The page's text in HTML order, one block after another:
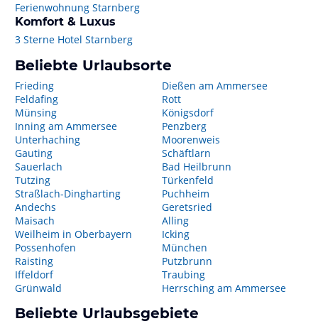
Ferienwohnung Starnberg
Komfort & Luxus
3 Sterne Hotel Starnberg
Beliebte Urlaubsorte
Frieding
Feldafing
Münsing
Inning am Ammersee
Unterhaching
Gauting
Sauerlach
Tutzing
Straßlach-Dingharting
Andechs
Maisach
Weilheim in Oberbayern
Possenhofen
Raisting
Iffeldorf
Grünwald
Dießen am Ammersee
Rott
Königsdorf
Penzberg
Moorenweis
Schäftlarn
Bad Heilbrunn
Türkenfeld
Puchheim
Geretsried
Alling
Icking
München
Putzbrunn
Traubing
Herrsching am Ammersee
Beliebte Urlaubsgebiete